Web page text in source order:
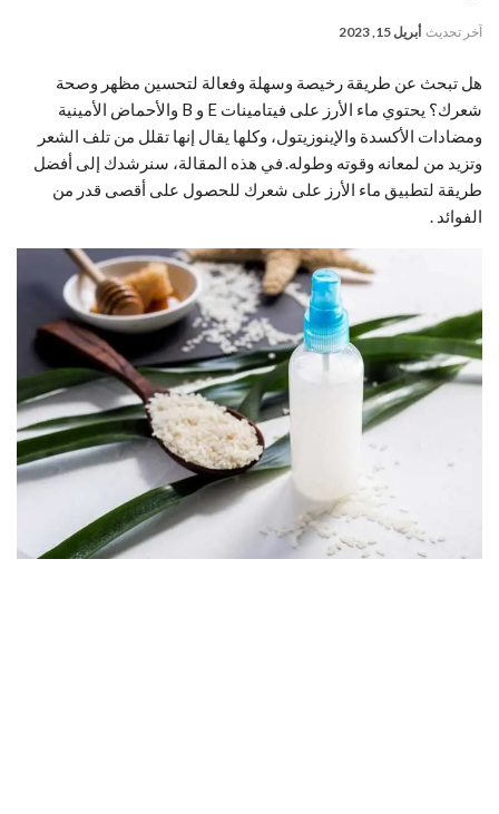
آخر تحديث أبريل 15, 2023
هل تبحث عن طريقة رخيصة وسهلة وفعالة لتحسين مظهر وصحة
شعرك؟ يحتوي ماء الأرز على فيتامينات E و B والأحماض الأمينية
ومضادات الأكسدة والإينوزيتول، وكلها يقال إنها تقلل من تلف الشعر
وتزيد من لمعانه وقوته وطوله.في هذه المقالة، سنرشدك إلى أفضل
طريقة لتطبيق ماء الأرز على شعرك للحصول على أقصى قدر من
الفوائد .